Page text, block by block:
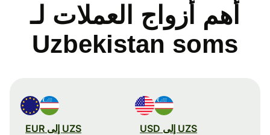
أهم أزواج العملات لـ
Uzbekistan soms
UZS إلى USD UZS إلى EUR